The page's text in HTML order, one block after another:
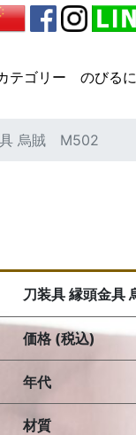
テゴリー のびる
具 烏賊 M502
刀装具 縁頭金
価格 (税込)
年代
材質